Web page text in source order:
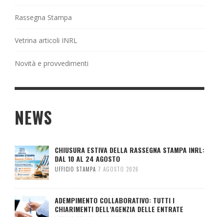
Rassegna Stampa
Vetrina articoli INRL
Novità e provvedimenti
NEWS
CHIUSURA ESTIVA DELLA RASSEGNA STAMPA INRL:
DAL 10 AL 24 AGOSTO
UFFICIO STAMPA 7 AGOSTO 2026
ADEMPIMENTO COLLABORATIVO: TUTTI I
CHIARIMENTI DELL’AGENZIA DELLE ENTRATE